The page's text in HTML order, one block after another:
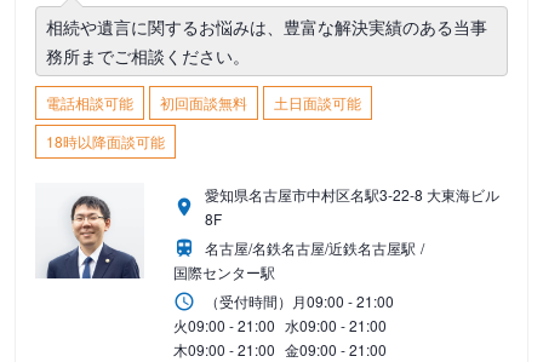
相続や遺言に関するお悩みは、豊富な解決実績のある当事
務所までご相談ください。
電話相談可能 初回面談無料
土日面談可能
18時以降面談可能
愛知県名古屋市中村区名駅3-22-8 大東海ビル
8F
名古屋/名鉄名古屋/近鉄名古屋駅
国際センター駅
（受付時間） 月09:00 - 21:00
火09:00 - 21:00 水09:00 - 21:00
木09:00 - 21:00 金09:00 - 21:00